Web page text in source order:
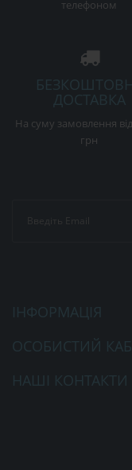
телефоном
ДОСТАВКА
На суму замовлення
грн
ІНФОРМАЦІЯ
ОСОБИСТИЙ
НАШІ КОНТАКТИ